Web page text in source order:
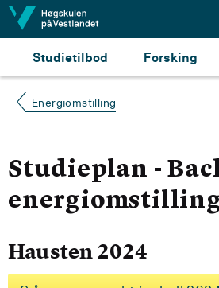
Hopp til innhald
Studietilbod Forsking
Energiomstilling
Studieplan -
Hausten 2024